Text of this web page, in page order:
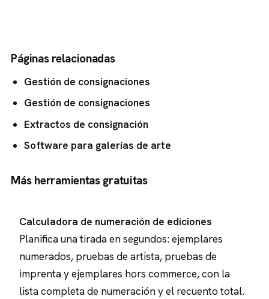
Páginas relacionadas
Gestión de consignaciones
Gestión de consignaciones
Extractos de consignación
Software para galerías de arte
Más herramientas gratuitas
Calculadora de numeración de ediciones
Planifica una tirada en segundos: ejemplares
numerados, pruebas de artista, pruebas de
imprenta y ejemplares hors commerce, con la
lista completa de numeración y el recuento total.